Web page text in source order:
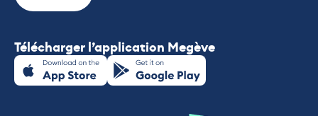
Télécharger l’application Megève